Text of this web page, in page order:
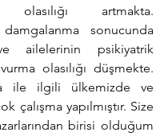
olasılığı artmakta.
sonucunda
ailelerinin psikiyatrik
olasılığı düşmekte.
ile ilgili ülkemizde ve
çalışma yapılmıştır. Size
birisi olduğum